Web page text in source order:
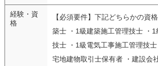
経験・資
格
【必須要件】下記どちらかの資
築士 ・1級建築施工管理技士 ・
技士 ・1級電気工事施工管理技士
宅地建物取引士保有者 ・建設会